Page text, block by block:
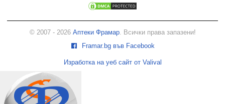
© 2007 - 2026 Аптеки Фрамар. Всички права запазени!
Framar.bg във Facebook
Изработка на уеб сайт от Valival